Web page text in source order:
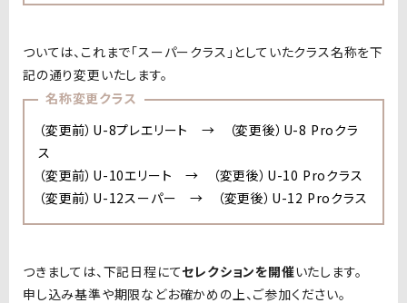
ついては、これまで「スーパークラス」としていたクラス名称を下
記の通り変更いたします。
名称変更クラス
（変更前）U-8プレエリート →
（変更後） U-8 Proクラ
ス
（変更前） U-10エリート → （変更後） U-10 Proクラス
（変更前） U-12スーパー → （変更後） U-12 Proクラス
つきましては、下記日程にてセレクションを開催いたします。
申し込み基準や期限などお確かめの上、ご参加ください。